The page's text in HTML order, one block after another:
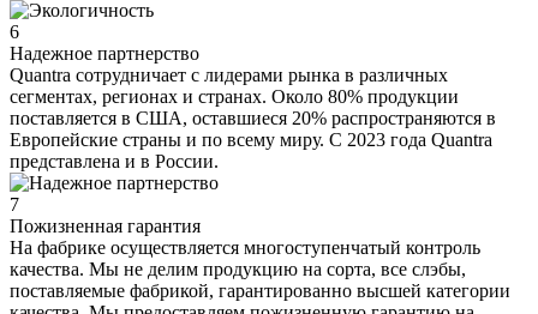
6
Надежное партнерство
Quantra сотрудничает с лидерами рынка в различных
сегментах, регионах и странах. Около 80% продукции
поставляется в США, оставшиеся 20% распространяются в
Европейские страны и по всему миру. С 2023 года Quantra
представлена и в России.
7
Пожизненная гарантия
На фабрике осуществляется многоступенчатый контроль
качества. Мы не делим продукцию на сорта, все слэбы,
поставляемые фабрикой, гарантированно высшей категории